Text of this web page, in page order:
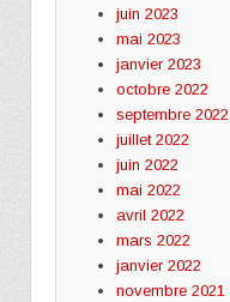
juin 2023
mai 2023
janvier 2023
octobre 2022
septembre 2022
juillet 2022
juin 2022
mai 2022
avril 2022
mars 2022
janvier 2022
novembre 2021